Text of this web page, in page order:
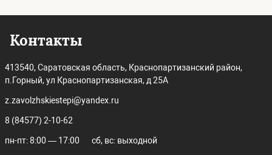
Контакты
413540, Саратовская область, Краснопартизанский район,
п.Горный, ул Краснопартизанская, д 25А
z.zavolzhskiestepi@yandex.ru
8 (84577) 2-10-62
пн-пт: 8:00 — 17:00 сб, вс: выходной